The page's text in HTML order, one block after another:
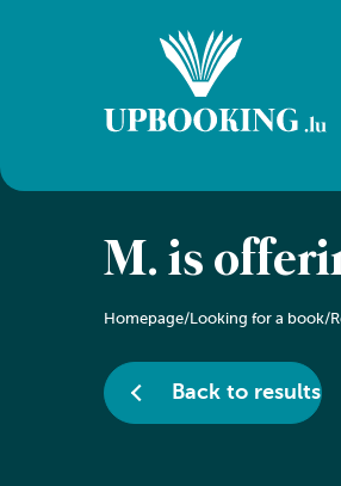
M. is
Homepage/Looking for a book/
Back to results